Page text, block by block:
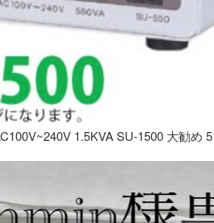
1.5KVA SU-1500 大勧め